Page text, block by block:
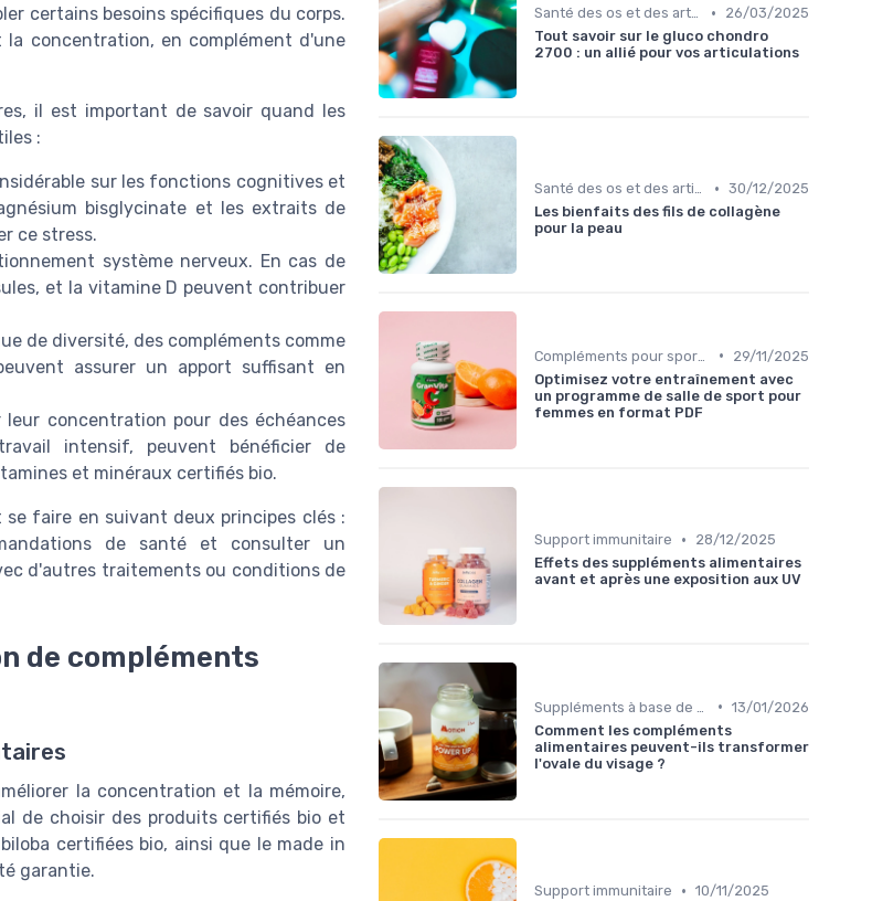
certains besoins spécifiques du corps.
la concentration, en complément d'une
il est important de savoir quand les
:
sur les fonctions cognitives et
bisglycinate et les extraits de
ce stress.
système nerveux. En cas de
et la vitamine D peuvent contribuer
de diversité, des compléments comme
assurer un apport suffisant en
concentration pour des échéances
intensif, peuvent bénéficier de
et minéraux certifiés bio.
faire en suivant deux principes clés :
de santé et consulter un
d'autres traitements ou conditions de
de compléments
la concentration et la mémoire,
de choisir des produits certifiés bio et
certifiées bio, ainsi que le made in
garantie.
Santé des os et des articulations •
26/03/2025
Tout savoir sur le gluco chondro
2700 : un allié pour vos articulations
Santé des os et des articulations • 30/12/2025
Les bienfaits des fils de collagène
pour la peau
•
29/11/2025
Optimisez votre entraînement avec
un programme de salle de sport pour
femmes en format PDF
Support immunitaire •
28/12/2025
Effets des suppléments alimentaires
avant et après une exposition aux UV
• 13/01/2026
Comment les compléments
alimentaires peuvent-ils transformer
l'ovale du visage ?
Support immunitaire • 10/11/2025